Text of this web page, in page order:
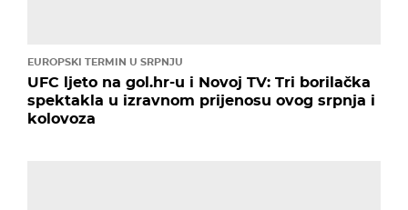
EUROPSKI TERMIN U SRPNJU
UFC ljeto na gol.hr-u i Novoj TV: Tri borilačka
spektakla u izravnom prijenosu ovog srpnja i
kolovoza